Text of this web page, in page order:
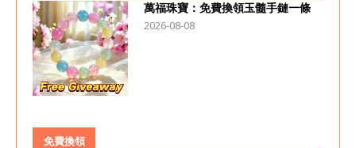
萬福珠寶：免費換領玉髓手鏈一條
2026-08-08
免費換領